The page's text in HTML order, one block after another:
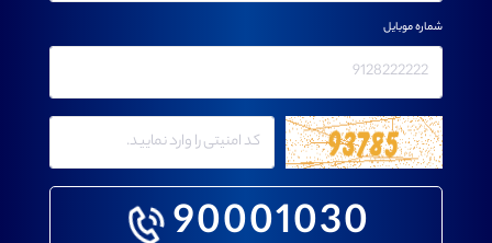
90001030
شماره موبایل